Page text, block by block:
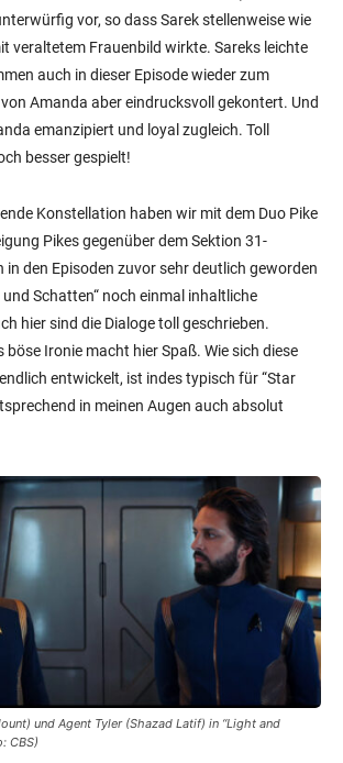
vor, so dass Sarek stellenweise wie
veraltetem Frauenbild wirkte. Sareks leichte
auch in dieser Episode wieder zum
Amanda aber eindrucksvoll gekontert. Und
emanzipiert und loyal zugleich. Toll
besser gespielt!
Konstellation haben wir mit dem Duo Pike
Pikes gegenüber dem Sektion 31-
in den Episoden zuvor sehr deutlich geworden
Schatten“ noch einmal inhaltliche
hier sind die Dialoge toll geschrieben.
böse Ironie macht hier Spaß. Wie sich diese
entwickelt, ist indes typisch für “Star
in meinen Augen auch absolut
und Agent Tyler (Shazad Latif) in “Light and
CBS)